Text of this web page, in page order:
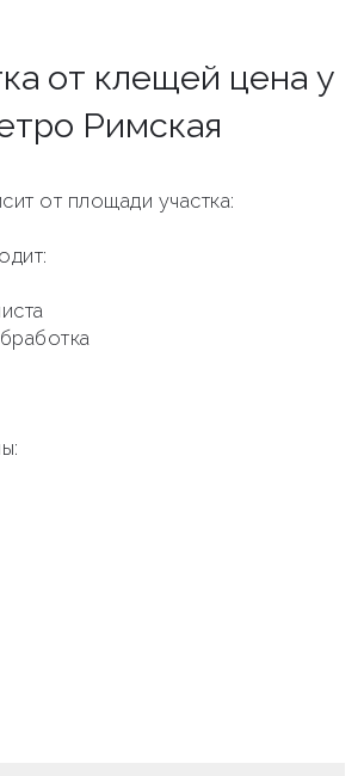
от клещей цена у
Римская
от площади участка: